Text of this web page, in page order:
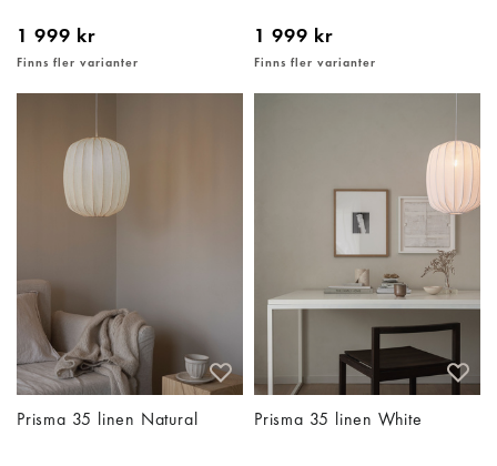
1 999 kr
Finns fler varianter
1 999 kr
Finns fler varianter
Prisma 35 linen Natural Prisma 35 linen White